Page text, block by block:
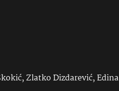
Zlatko Dizdarević, Edina